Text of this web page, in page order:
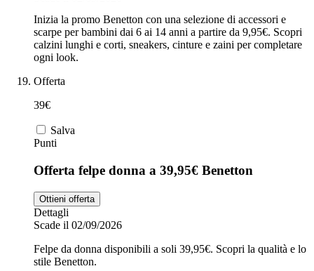
Inizia la promo Benetton con una selezione di accessori e
scarpe per bambini dai 6 ai 14 anni a partire da 9,95€. Scopri
calzini lunghi e corti, sneakers, cinture e zaini per completare
ogni look.
Offerta
39€
Salva
Punti
Offerta felpe donna a 39,95€ Benetton
Ottieni offerta
Dettagli
Scade il 02/09/2026
Felpe da donna disponibili a soli 39,95€. Scopri la qualità e lo
stile Benetton.